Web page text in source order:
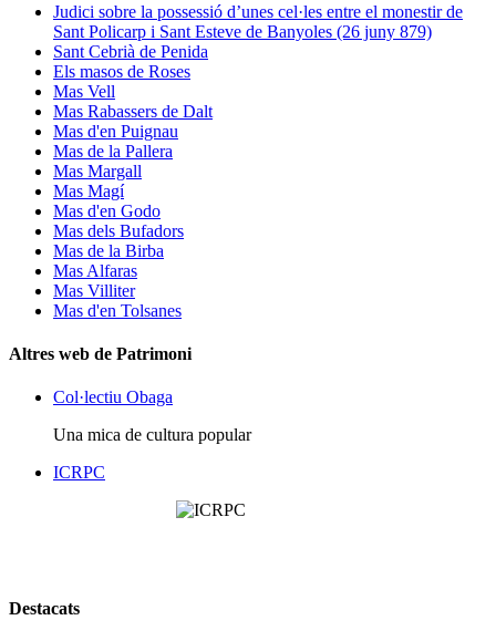
Judici sobre la possessió d’unes cel·les entre el monestir de
Sant Policarp i Sant Esteve de Banyoles (26 juny 879)
Sant Cebrià de Penida
Els masos de Roses
Mas Vell
Mas Rabassers de Dalt
Mas d'en Puignau
Mas de la Pallera
Mas Margall
Mas Magí
Mas d'en Godo
Mas dels Bufadors
Mas de la Birba
Mas Alfaras
Mas Villiter
Mas d'en Tolsanes
Altres web de Patrimoni
Col·lectiu Obaga
Una mica de cultura popular
ICRPC
Destacats